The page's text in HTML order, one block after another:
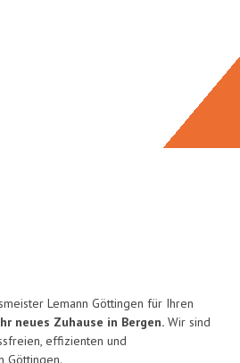
Lemann Göttingen für Ihren
neues Zuhause in Bergen. Wir sind
effizienten und
Göttingen.